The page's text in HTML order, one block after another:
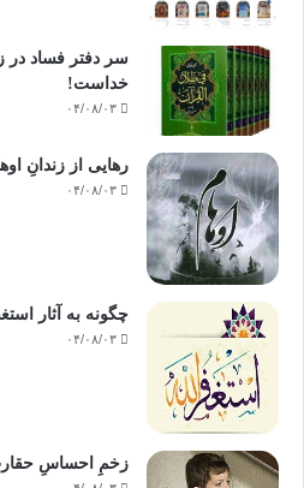
سر دفتر فساد در
خداست‌!
۰۴/۰۸/۰۳
رهایی از زندانِ
۰۴/۰۸/۰۳
چگونه به آثار
۰۴/۰۸/۰۳
زخمِ احساسِ